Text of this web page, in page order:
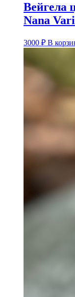
Вейгела
Nana
3000 ₽ В